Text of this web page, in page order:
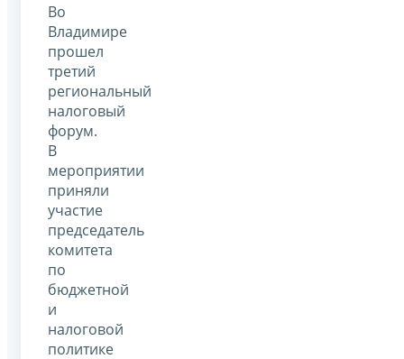
Во
Владимире
прошел
третий
региональный
налоговый
форум.
В
мероприятии
приняли
участие
председатель
комитета
по
бюджетной
и
налоговой
политике